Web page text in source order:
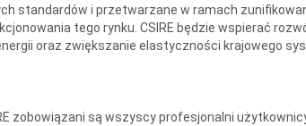
standardów i przetwarzane w ramach
tego rynku. CSIRE będzie wspierać
oraz zwiększanie elastyczności krajowego
zobowiązani są wszyscy profesjonalni